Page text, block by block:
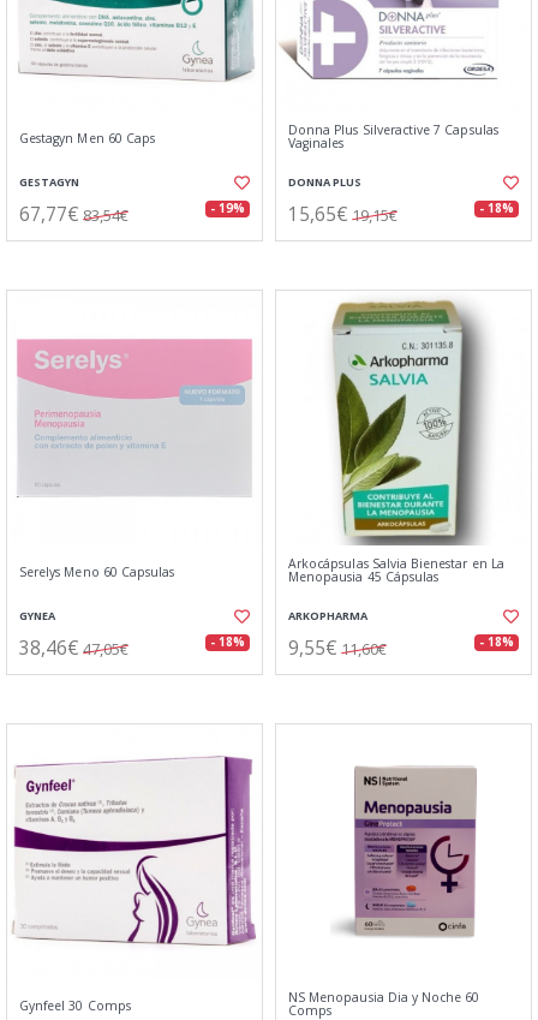
Gestagyn Men 60 Caps
GESTAGYN
67,77€ 83,54€ - 19%
Donna Plus Silveractive 7 Capsulas
Vaginales
DONNA PLUS
15,65€ 19,15€ - 18%
Serelys Meno 60 Capsulas
GYNEA
38,46€ 47,05€ - 18%
Arkocápsulas Salvia Bienestar en La
Menopausia 45 Cápsulas
ARKOPHARMA
9,55€ 11,60€ - 18%
Gynfeel 30 Comps NS Menopausia Dia y Noche 60
Comps